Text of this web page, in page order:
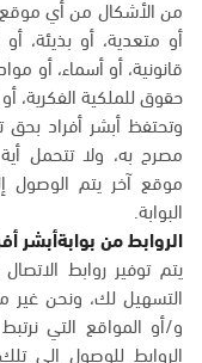
من الأشكال من أي
أو متعدية، أو بذيئة، أو
قانونية، أو أسماء، أو
حقوق للملكية الفكرية،
وتحتفظ أبشر أفراد
مصرح به، ولا تتحمل
موقع آخر يتم الوصول
البوابة.
الروابط من بوابةأبشر
يتم توفير روابط
التسهيل لك، ونحن غير
و/أو المواقع التي
الروابط للوصول إلى